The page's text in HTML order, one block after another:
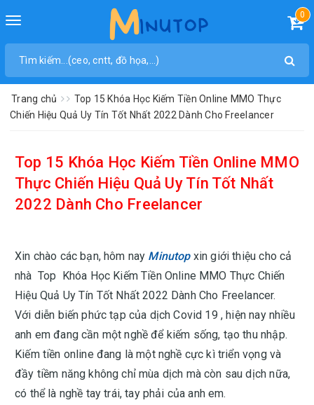
Toggle
0
Trang chủ
Top 15 Khóa Học Kiếm Tiền Online MMO Thực
Chiến Hiệu Quả Uy Tín Tốt Nhất 2022 Dành Cho Freelancer
Top 15 Khóa Học Kiếm Tiền Online MMO
Thực Chiến Hiệu Quả Uy Tín Tốt Nhất
2022 Dành Cho Freelancer
Xin chào các bạn, hôm nay Minutop xin giới thiệu cho cả
nhà Top Khóa Học Kiếm Tiền Online MMO Thực Chiến
Hiệu Quả Uy Tín Tốt Nhất 2022 Dành Cho Freelancer.
Với diễn biến phức tạp của dịch Covid 19 , hiện nay nhiều
anh em đang cần một nghề để kiếm sống, tạo thu nhập.
Kiếm tiền online đang là một nghề cực kì triển vọng và
đầy tiềm năng không chỉ mùa dịch mà còn sau dịch nữa,
có thể là nghề tay trái, tay phải của anh em.